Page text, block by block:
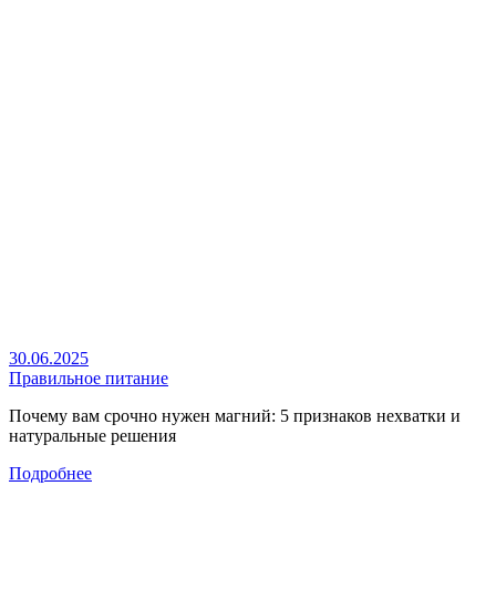
30.06.2025
Правильное питание
Почему вам срочно нужен магний: 5 признаков нехватки и
натуральные решения
Подробнее